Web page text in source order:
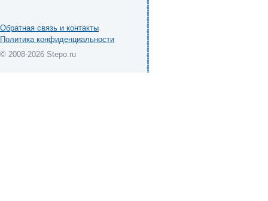
Обратная связь и контакты
Политика конфиденциальности
© 2008-2026 Stepo.ru